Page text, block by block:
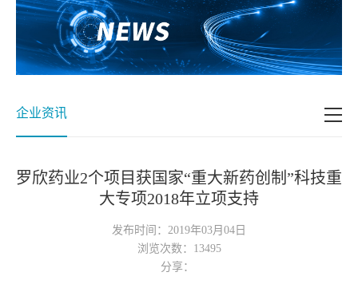
企业资讯
罗欣药业2个项目获国家“重大新药创制”科技重
大专项2018年立项支持
发布时间：2019年03月04日
浏览次数： 13495
分享：